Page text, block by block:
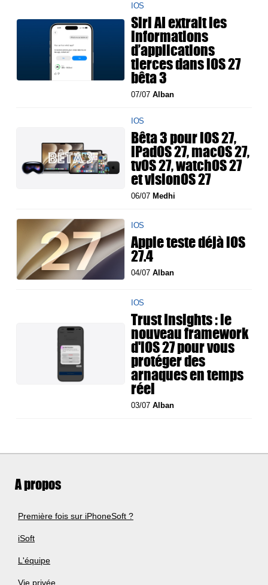
IOS
Siri AI extrait les
informations
d’applications
tierces dans iOS 27
bêta 3
07/07Alban
IOS
Bêta 3 pour iOS 27,
iPadOS 27, macOS 27,
tvOS 27, watchOS 27
et visionOS 27
06/07Medhi
IOS
Apple teste déjà iOS
27.4
04/07Alban
IOS
Trust Insights : le
nouveau framework
d'iOS 27 pour vous
protéger des
arnaques en temps
réel
03/07Alban
A propos
Première fois sur iPhoneSoft ?
iSoft
L'équipe
Vie privée